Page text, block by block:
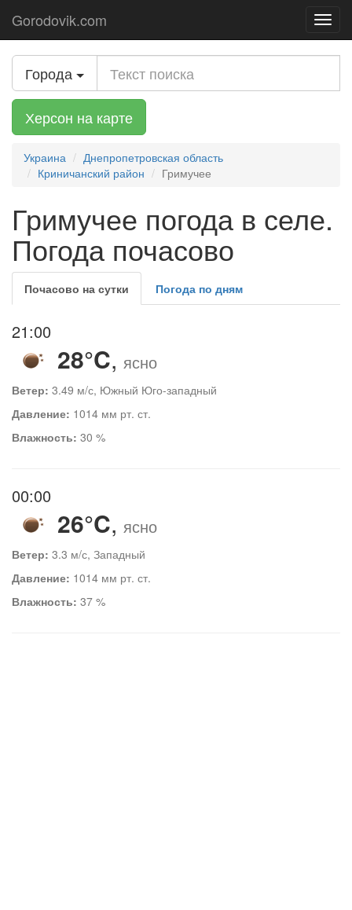
Gorodovik.com
Города
Херсон на карте
Украина
Днепропетровская область
Криничанский район
Гримучее
Гримучее погода в селе.
Погода почасово
Почасово на сутки Погода по дням
21:00
28°C, ясно
Ветер: 3.49 м/с, Южный Юго-западный
Давление: 1014 мм рт. ст.
Влажность: 30 %
00:00
26°C, ясно
Ветер: 3.3 м/с, Западный
Давление: 1014 мм рт. ст.
Влажность: 37 %